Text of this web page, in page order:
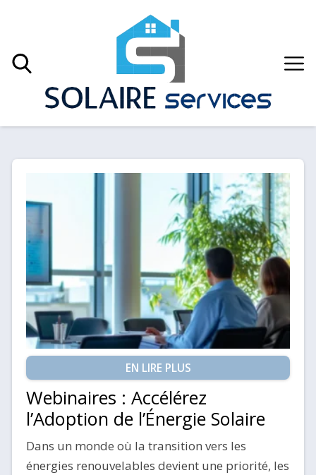
EN LIRE PLUS
Webinaires : Accélérez
l’Adoption de l’Énergie Solaire
Dans un monde où la transition vers les
énergies renouvelables devient une priorité, les